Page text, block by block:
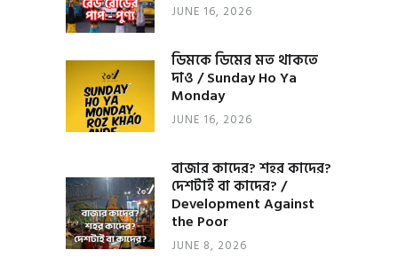
JUNE 16, 2026
ডিমকে ডিমের মত থাকতে
দাও / Sunday Ho Ya
Monday
JUNE 16, 2026
বাজার কাদের? শহর কাদের?
দেশটাই বা কাদের? /
Development Against
the Poor
JUNE 8, 2026